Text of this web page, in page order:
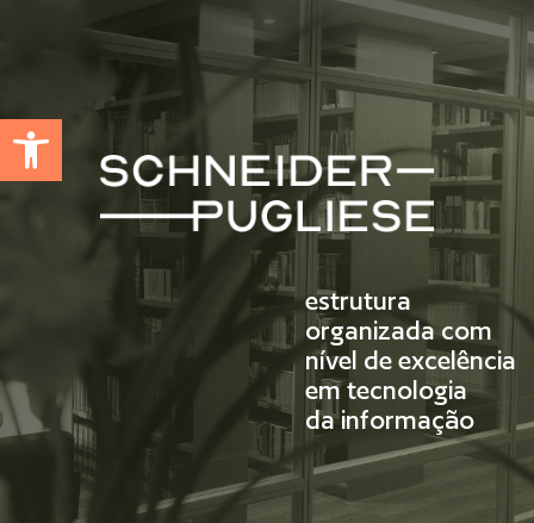
Abrir a barra de ferramentas
estrutura
organizada com
nível de excelência
em tecnologia
da informação